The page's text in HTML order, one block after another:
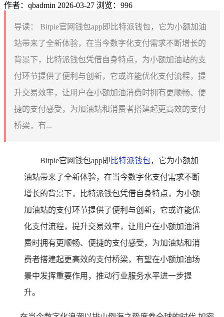
作者：qbadmin 2026-03-27 浏览：996
导读：
Bitpie官网钱包app即比特派钱包，它为小额加油
站带来了全新体验，在当今数字化支付需求不断增长的
背景下，比特派钱包凭借自身特点，为小额加油站的支
付环节提供了便利与创新，它或许能优化支付流程，提
升交易效率，让用户在小额加油消费时拥有更顺畅、便
捷的支付感受，为加油站和消费者搭建起更高效的支付
桥梁，有...
Bitpie官网钱包app即 比特派钱包，它为小额加
油站带来了全新体验，在当今数字化支付需求不断
增长的背景下，比特派钱包凭借自身特点，为小额
加油站的支付环节提供了便利与创新，它或许能优
化支付流程，提升交易效率，让用户在小额加油消
费时拥有更顺畅、便捷的支付感受，为加油站和消
费者搭建起更高效的支付桥梁，有望在小额加油场
景中发挥重要作用，推动行业服务水平进一步提
升。